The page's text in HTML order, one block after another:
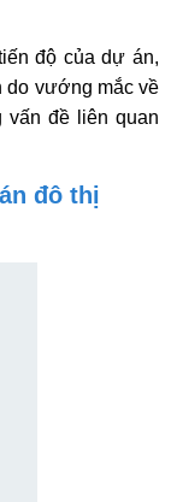
độ của dự án,
do vướng mắc về
vấn đề liên quan
đô thị